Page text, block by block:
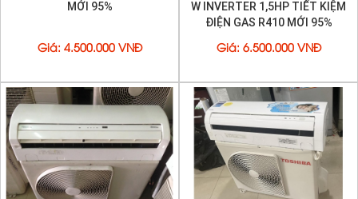
MỚI 95%
Giá : 4.500.000 VNĐ
W INVERTER 1,5HP TIẾT KIỆM
ĐIỆN GAS R410 MỚI 95%
Giá : 6.500.000 VNĐ